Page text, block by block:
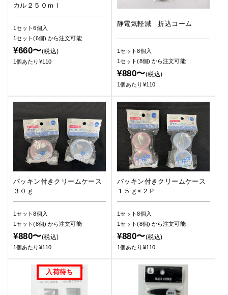
カル２５０ｍｌ
1セット6個入
1セット(6個) から注文可能
¥660〜(税込)
1個あたり¥110
静電気軽減 折込コーム
1セット8個入
1セット(8個) から注文可能
¥880〜(税込)
1個あたり¥110
パッキン付きクリームケース
３０ｇ
1セット8個入
1セット(8個) から注文可能
¥880〜(税込)
1個あたり¥110
パッキン付きクリームケース
１５ｇ×２Ｐ
1セット8個入
1セット(8個) から注文可能
¥880〜(税込)
1個あたり¥110